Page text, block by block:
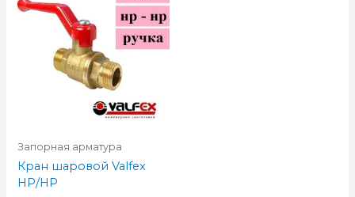
Запорная арматура
Кран шаровой Valfex
НР/НР